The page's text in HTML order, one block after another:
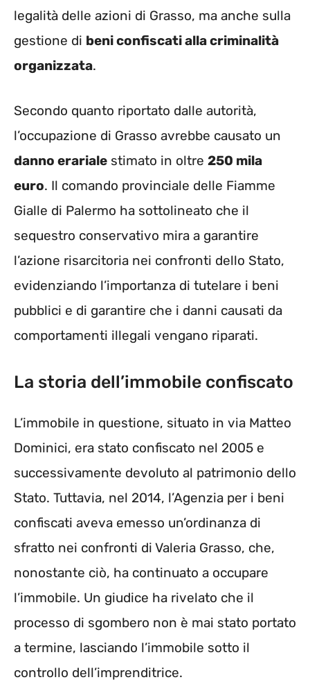
legalità delle azioni di Grasso, ma anche sulla
gestione di beni confiscati alla criminalità
organizzata.
Secondo quanto riportato dalle autorità,
l’occupazione di Grasso avrebbe causato un
danno erariale stimato in oltre 250 mila
euro. Il comando provinciale delle Fiamme
Gialle di Palermo ha sottolineato che il
sequestro conservativo mira a garantire
l’azione risarcitoria nei confronti dello Stato,
evidenziando l’importanza di tutelare i beni
pubblici e di garantire che i danni causati da
comportamenti illegali vengano riparati.
La storia dell’immobile confiscato
L’immobile in questione, situato in via Matteo
Dominici, era stato confiscato nel 2005 e
successivamente devoluto al patrimonio dello
Stato. Tuttavia, nel 2014, l’Agenzia per i beni
confiscati aveva emesso un’ordinanza di
sfratto nei confronti di Valeria Grasso, che,
nonostante ciò, ha continuato a occupare
l’immobile. Un giudice ha rivelato che il
processo di sgombero non è mai stato portato
a termine, lasciando l’immobile sotto il
controllo dell’imprenditrice.